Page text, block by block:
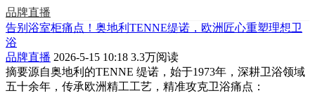
品牌直播
告别浴室柜痛点！奥地利TENNE缇诺，欧洲匠心重塑理想卫
浴
品牌直播 2026-5-15 10:18 3.3万阅读
摘要源自奥地利的TENNE 缇诺，始于1973年，深耕卫浴领域
五十余年，传承欧洲精工工艺，精准攻克卫浴痛点：